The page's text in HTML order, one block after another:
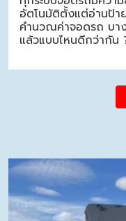
อัตโนมัติตั้งแต่อ่านป้า
คำนวณค่าจอดรถ บาง
แล้วแบบไหนดีกว่ากัน